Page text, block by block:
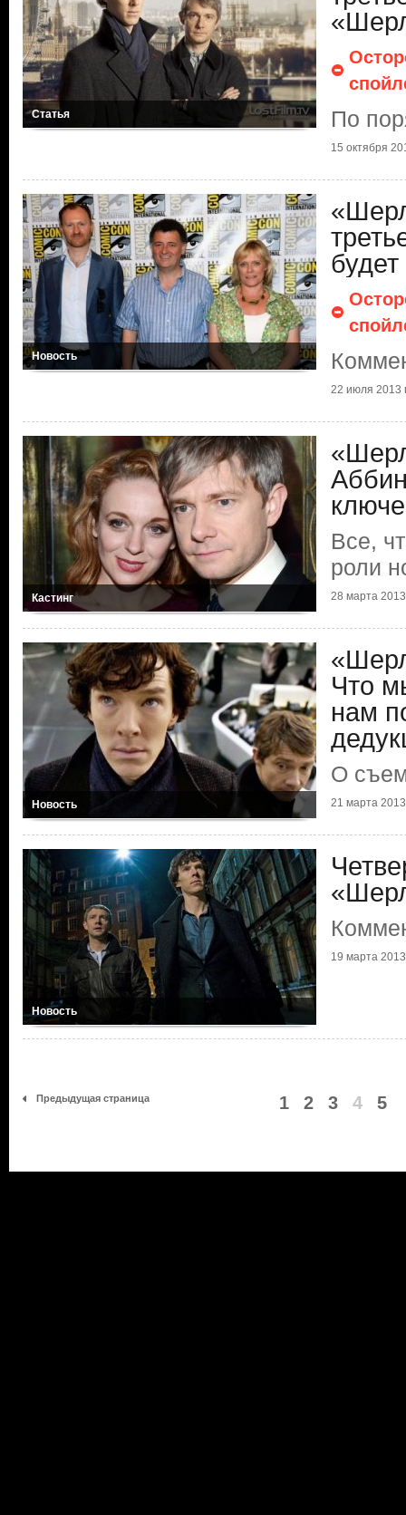
Статья По
15 октября
Новость
22 июля 2013
Кастинг
Все,
роли
28 марта 2013
Новость
Что
нам
О
21 марта 2013
Новость
19 марта 2013
Предыдущая страница 1 2 3 4 5